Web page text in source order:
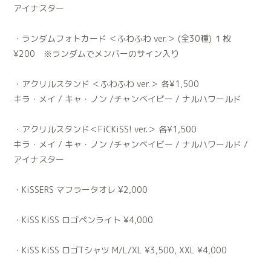
アイナスター
・ランダムフォトカード ＜ふわふわ ver.＞ (全30種) １枚
¥200 ※ランダムでメンバーのサイン入り
・アクリルスタンド ＜ふわふわ ver.＞ 各¥1,500
キラ・メイ / キャ・ノン /チャンベイビー / ナルハワールド
・アクリルスタンド＜FiCKiSS! ver.＞ 各¥1,500
キラ・メイ / キャ・ノン /チャンベイビー / ナルハワールド /
アイナスター
・KiSSERS マフラータオレ ¥2,000
・KiSS KiSS ロゴペンライト ¥4,000
・KiSS KiSS ロゴTシャツ M/L/XL ¥3,500, XXL ¥4,000